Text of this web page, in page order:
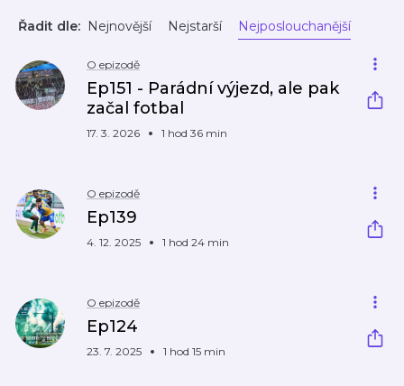
Řadit dle: Nejnovější Nejstarší Nejposlouchanější
O epizodě
Ep151 - Parádní výjezd, ale pak
začal fotbal
17. 3. 2026 1 hod 36 min
O epizodě
Ep139
4. 12. 2025 1 hod 24 min
O epizodě
Ep124
23. 7. 2025 1 hod 15 min